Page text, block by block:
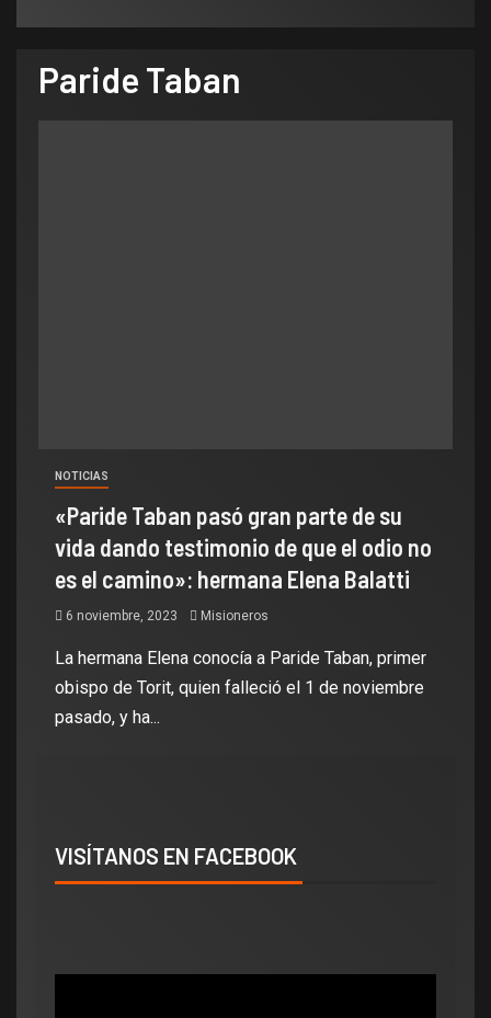
Paride Taban
NOTICIAS
«Paride Taban pasó gran parte de su
vida dando testimonio de que el odio no
es el camino»: hermana Elena Balatti
6 noviembre, 2023 Misioneros
La hermana Elena conocía a Paride Taban, primer
obispo de Torit, quien falleció el 1 de noviembre
pasado, y ha...
VISÍTANOS EN FACEBOOK